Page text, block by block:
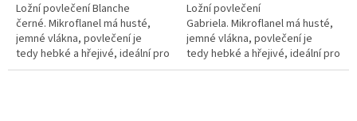
Ložní povlečení Blanche
černé. Mikroflanel má husté,
jemné vlákna, povlečení je
tedy hebké a hřejivé, ideální pro
chladné období roku. Rozměr
Ložní povlečení
Gabriela. Mikroflanel má husté,
jemné vlákna, povlečení je
tedy hebké a hřejivé, ideální pro
chladné období roku. Rozměr